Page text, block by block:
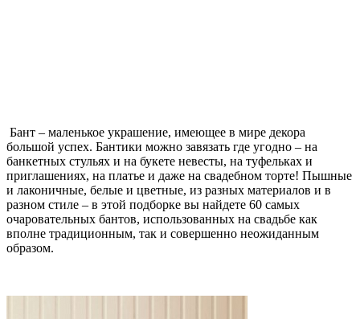
Бант – маленькое украшение, имеющее в мире декора
большой успех. Бантики можно завязать где угодно – на
банкетных стульях и на букете невесты, на туфельках и
приглашениях, на платье и даже на свадебном торте! Пышные
и лаконичные, белые и цветные, из разных материалов и в
разном стиле – в этой подборке вы найдете 60 самых
очаровательных бантов, использованных на свадьбе как
вполне традиционным, так и совершенно неожиданным
образом.